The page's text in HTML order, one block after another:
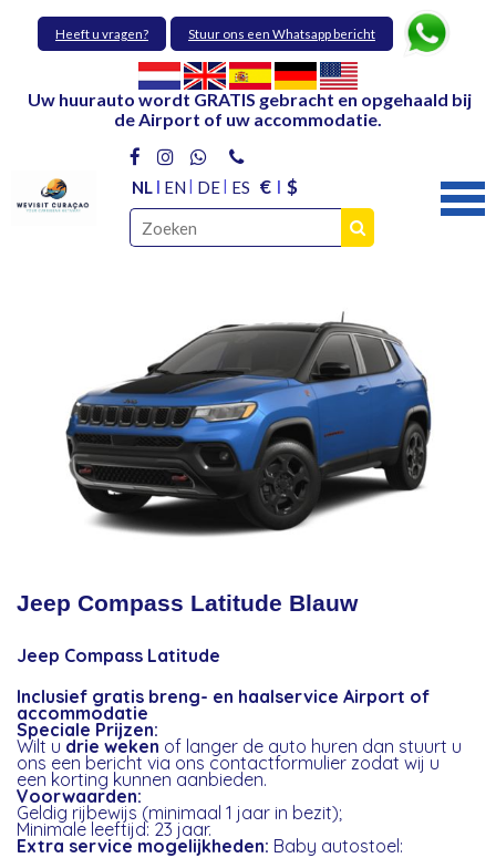
Heeft u vragen? Stuur ons een Whatsapp bericht
Uw huurauto wordt GRATIS gebracht en opgehaald bij
de Airport of uw accommodatie.
NL EN DE ES € $
Jeep Compass Latitude Blauw
Jeep Compass Latitude
Inclusief gratis breng- en haalservice Airport of
accommodatie
Speciale Prijzen:
Wilt u drie weken of langer de auto huren dan stuurt u
ons een bericht via ons contactformulier zodat wij u
een korting kunnen aanbieden.
Voorwaarden:
Geldig rijbewijs (minimaal 1 jaar in bezit);
Minimale leeftijd: 23 jaar.
Extra service mogelijkheden: Baby autostoel: